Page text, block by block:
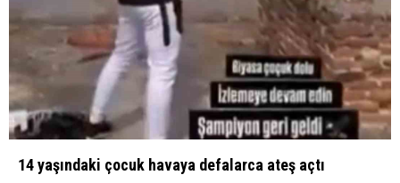
14 yaşındaki çocuk havaya defalarca ateş açtı